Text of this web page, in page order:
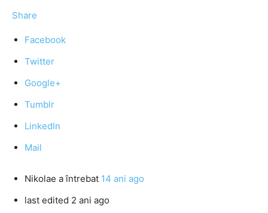
Share
Facebook
Twitter
Google+
Tumblr
LinkedIn
Mail
Nikolae a întrebat 14 ani ago
last edited 2 ani ago